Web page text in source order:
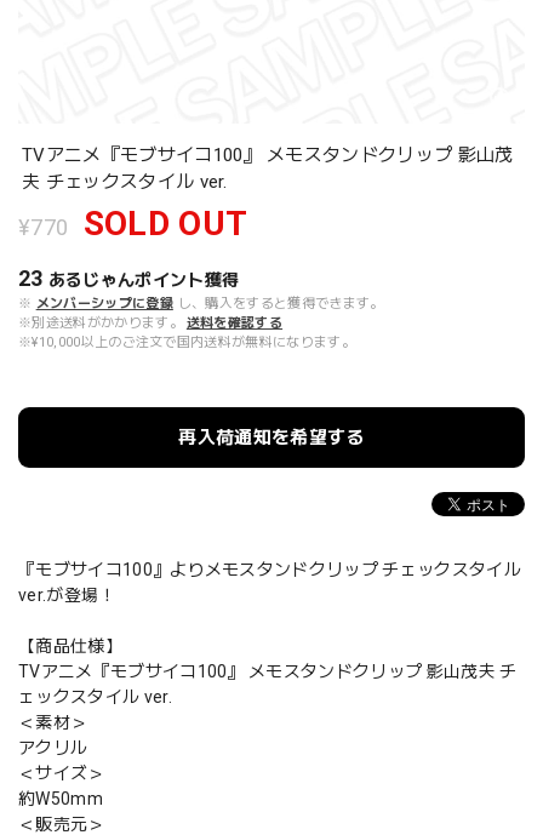
TVアニメ『モブサイコ100』 メモスタンドクリップ 影山茂
夫 チェックスタイル ver.
¥770 SOLD OUT
23 あるじゃんポイント獲得
※ メンバーシップに登録 し、購入をすると獲得できます。
※別途送料がかかります。
送料を確認する
※¥10,000以上のご注文で国内送料が無料になります。
再入荷通知を希望する
『モブサイコ100』よりメモスタンドクリップ チェックスタイル
ver.が登場！
【商品仕様】
TVアニメ『モブサイコ100』 メモスタンドクリップ 影山茂夫 チ
ェックスタイル ver.
＜素材＞
アクリル
＜サイズ＞
約W50mm
＜販売元＞